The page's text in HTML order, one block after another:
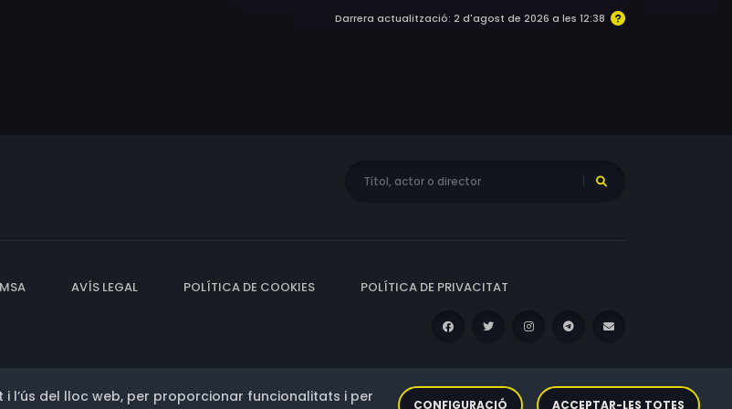
Darrera actualització: 2 d'agost de 2026 a les 12:38
AVÍS LEGAL POLÍTICA DE COOKIES POLÍTICA DE PRIVACITAT
l’ús del lloc web, per proporcionar funcionalitats i per
CONFIGURACIÓ ACCEPTAR-LES TOTES